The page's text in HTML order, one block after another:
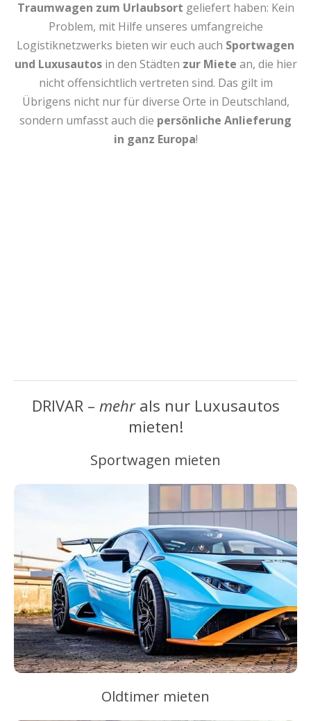
Traumwagen zum Urlaubsort geliefert haben: Kein
Problem, mit Hilfe unseres umfangreiche
Logistiknetzwerks bieten wir euch auch Sportwagen
und Luxusautosin den Städten zur Miete an, die hier
nicht offensichtlich vertreten sind. Das gilt im
Übrigens nicht nur für diverse Orte in Deutschland,
sondern umfasst auch die persönliche Anlieferung
in ganz Europa!
DRIVAR – mehrals nur Luxusautos
mieten!
Sportwagen mieten
Oldtimer mieten